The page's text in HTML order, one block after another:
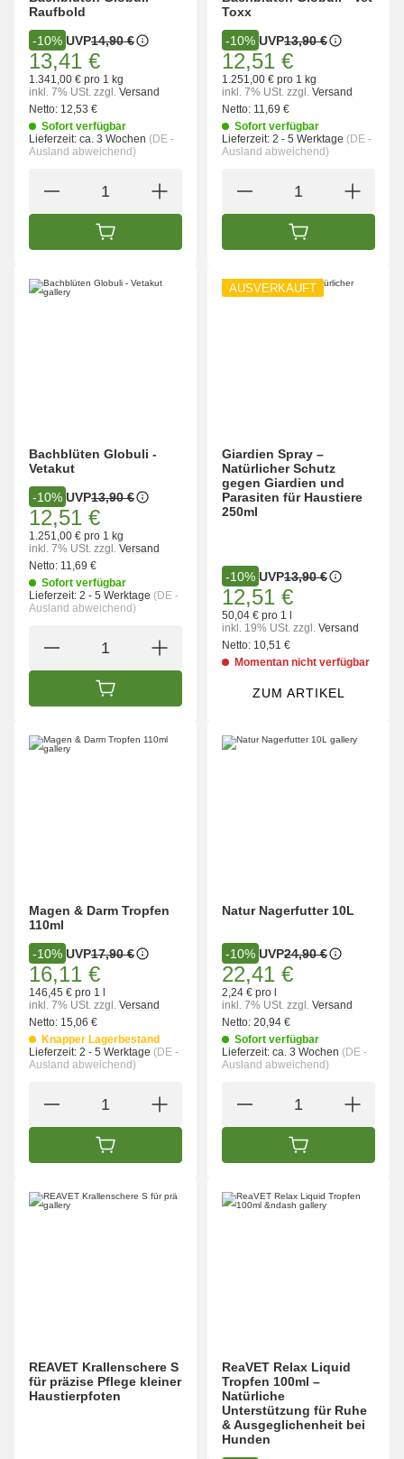
Raufbold
-10% UVP14,90 €
13,41 €
1.341,00 € pro 1 kg
inkl. 7% USt. zzgl. Versand
Netto: 12,53 €
Sofort verfügbar
Lieferzeit: ca. 3 Wochen (DE -
Ausland abweichend)
IN DEN WARENKORB
Toxx
-10% UVP13,90 €
12,51 €
1.251,00 € pro 1 kg
inkl. 7% USt. zzgl. Versand
Netto: 11,69 €
Sofort verfügbar
Lieferzeit: 2 - 5 Werktage (DE -
Ausland abweichend)
IN DEN
Bachblüten Globuli -
Vetakut
-10% UVP13,90 €
12,51 €
1.251,00 € pro 1 kg
inkl. 7% USt. zzgl. Versand
Netto: 11,69 €
Sofort verfügbar
Lieferzeit: 2 - 5 Werktage (DE -
Ausland abweichend)
IN DEN WARENKORB
AUSVERKAUFT
Giardien Spray –
Natürlicher Schutz
gegen Giardien und
Parasiten für Haustiere
250ml
-10% UVP13,90 €
12,51 €
50,04 € pro 1 l
inkl. 19% USt. zzgl. Versand
Netto: 10,51 €
Momentan nicht verfügbar
ZUM ARTIKEL
Magen & Darm Tropfen
110ml
-10% UVP17,90 €
16,11 €
146,45 € pro 1 l
inkl. 7% USt. zzgl. Versand
Netto: 15,06 €
Knapper Lagerbestand
Lieferzeit: 2 - 5 Werktage (DE -
Ausland abweichend)
IN DEN WARENKORB
Natur Nagerfutter 10L
-10% UVP24,90 €
22,41 €
2,24 € pro l
inkl. 7% USt. zzgl. Versand
Netto: 20,94 €
Sofort verfügbar
Lieferzeit: ca. 3 Wochen (DE -
Ausland abweichend)
IN DEN
REAVET Krallenschere S
für präzise Pflege kleiner
Haustierpfoten
ReaVET Relax Liquid
Tropfen 100ml –
Natürliche
Unterstützung für Ruhe
& Ausgeglichenheit bei
Hunden